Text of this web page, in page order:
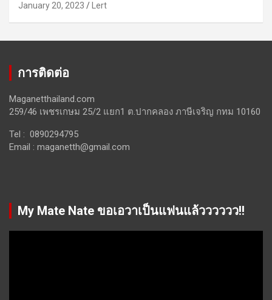
January 20, 2023 Lert
การติดต่อ
Maganetthailand.com
259/46 เพชรเกษม 25/2 แยก1 ต.ปากคลอง ภาษีเจริญ กทม 10160
Tel : 0890294795
Email : maganetth@gmail.com
My Mate Nate ขอเอวาเป็นแฟนแล้วววววว!!